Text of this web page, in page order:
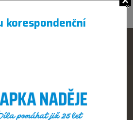
korespondenční
×